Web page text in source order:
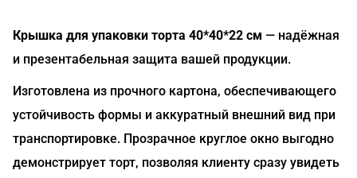
Крышка для упаковки торта 40*40*22 см — надёжная
и презентабельная защита вашей продукции.
Изготовлена из прочного картона, обеспечивающего
устойчивость формы и аккуратный внешний вид при
транспортировке. Прозрачное круглое окно выгодно
демонстрирует торт, позволяя клиенту сразу увидеть